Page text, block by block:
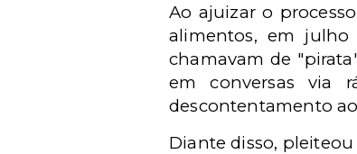
Ao ajuizar o
alimentos, em
chamavam de
em conversas via
descontentamento
Diante disso,